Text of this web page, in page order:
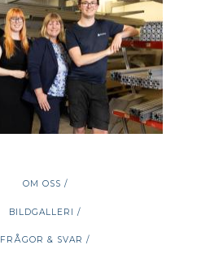
OM OSS /
BILDGALLERI /
FRÅGOR & SVAR /